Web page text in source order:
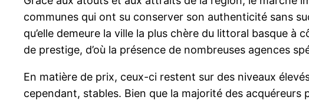
communes qui ont su conserver son authenticité sans
qu’elle demeure la ville la plus chère du littoral basque
de prestige, d’où la présence de nombreuses agences
En matière de prix, ceux-ci restent sur des niveaux
cependant, stables. Bien que la majorité des